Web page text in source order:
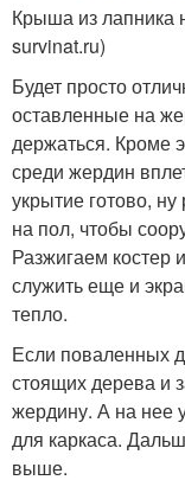
Крыша из лапника
survinat.ru)
Будет просто
оставленные на
держаться. Кроме
среди жердин
укрытие готово,
на пол, чтобы
Разжигаем костер
служить еще и
тепло.
Если поваленных
стоящих дерева и
жердину. А на нее
для каркаса.
выше.